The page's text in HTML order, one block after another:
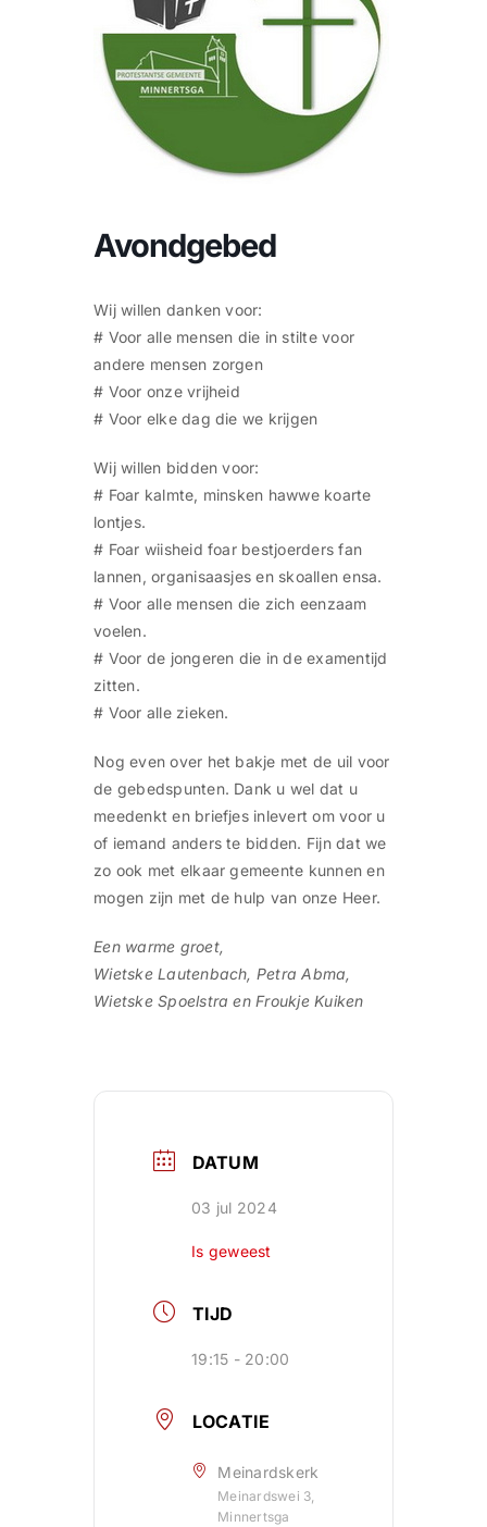
CONTACT |
Avondgebed
Wij willen danken voor:
# Voor alle mensen die in stilte voor
andere mensen zorgen
# Voor onze vrijheid
# Voor elke dag die we krijgen
Wij willen bidden voor:
# Foar kalmte, minsken hawwe koarte
lontjes.
# Foar wiisheid foar bestjoerders fan
lannen, organisaasjes en skoallen ensa.
# Voor alle mensen die zich eenzaam
voelen.
# Voor de jongeren die in de examentijd
zitten.
# Voor alle zieken.
Nog even over het bakje met de uil voor
de gebedspunten. Dank u wel dat u
meedenkt en briefjes inlevert om voor u
of iemand anders te bidden. Fijn dat we
zo ook met elkaar gemeente kunnen en
mogen zijn met de hulp van onze Heer.
Een warme groet,
Wietske Lautenbach, Petra Abma,
Wietske Spoelstra en Froukje Kuiken
DATUM
03 jul 2024
Is geweest
TIJD
19:15 - 20:00
LOCATIE
Meinardskerk
Meinardswei 3,
Minnertsga